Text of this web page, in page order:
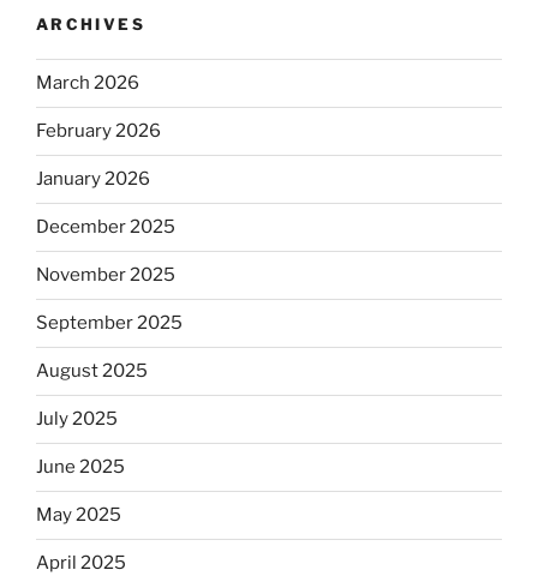
ARCHIVES
March 2026
February 2026
January 2026
December 2025
November 2025
September 2025
August 2025
July 2025
June 2025
May 2025
April 2025